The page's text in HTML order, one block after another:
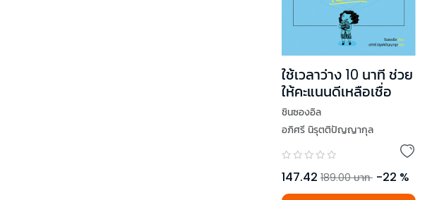
ใช้เวลาว่าง 10 นาที ช่วย
ให้คะแนนดีเหลือเชื่อ
ชินซองอิล
อภิศรี นิรุตติปัญญากุล
147.42 189.00 บาท -22 %